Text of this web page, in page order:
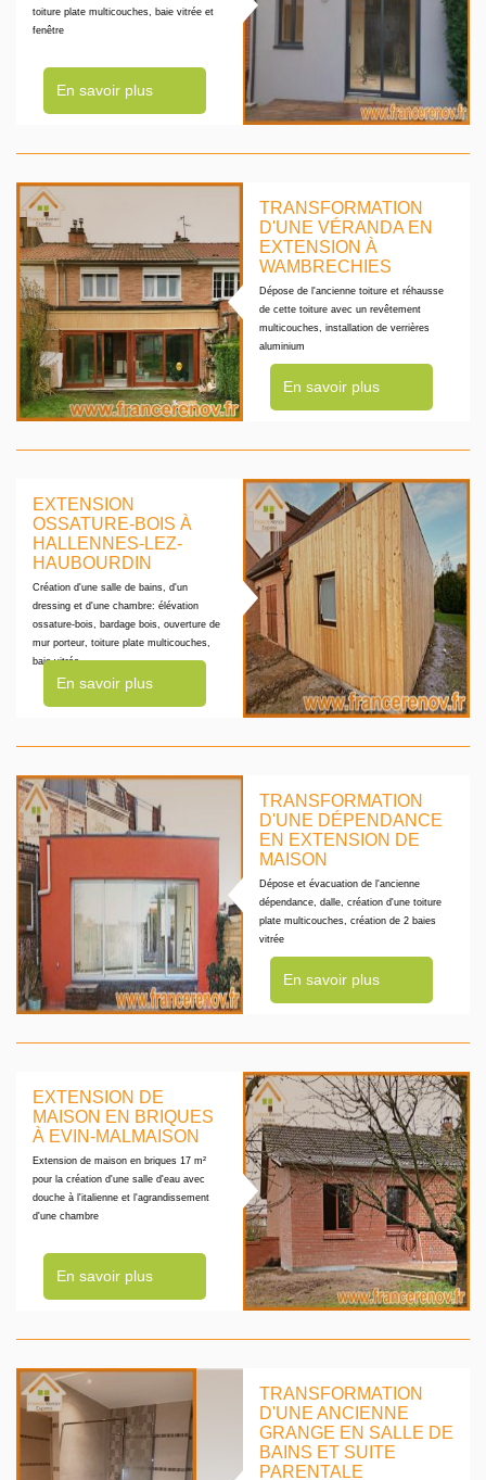
toiture plate multicouches, baie vitrée et
fenêtre
En savoir plus
TRANSFORMATION
D'UNE VÉRANDA EN
EXTENSION À
WAMBRECHIES
Dépose de l'ancienne toiture et réhausse
de cette toiture avec un revêtement
multicouches, installation de verrières
aluminium
En savoir plus
EXTENSION
OSSATURE-BOIS À
HALLENNES-LEZ-
HAUBOURDIN
Création d'une salle de bains, d'un
dressing et d'une chambre: élévation
ossature-bois, bardage bois, ouverture de
mur porteur, toiture plate multicouches,
baie-vitrée
En savoir plus
TRANSFORMATION
D'UNE DÉPENDANCE
EN EXTENSION DE
MAISON
Dépose et évacuation de l'ancienne
dépendance, dalle, création d'une toiture
plate multicouches, création de 2 baies
vitrée
En savoir plus
EXTENSION DE
MAISON EN BRIQUES
À EVIN-MALMAISON
Extension de maison en briques 17 m²
pour la création d'une salle d'eau avec
douche à l'italienne et l'agrandissement
d'une chambre
En savoir plus
TRANSFORMATION
D'UNE ANCIENNE
GRANGE EN SALLE DE
BAINS ET SUITE
PARENTALE